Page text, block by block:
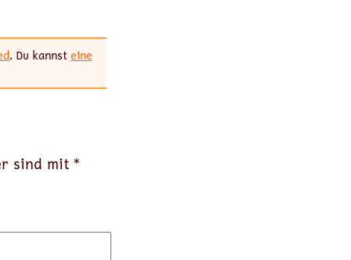
. Du kannsteine
sind mit *